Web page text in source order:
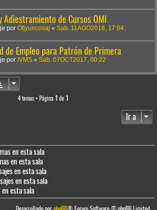
Adiestramiento de Cursos OMI
por Ofjyuncosaj « Sab. 11AGO2018, 17:04
de Empleo para Patrón de Primera
por IVMS « Sab. 07OCT2017, 00:22
4 temas • Página 1 de 1
Ir a
en esta sala
en esta sala
en esta sala
en esta sala
esta sala
Desarrollado porphpBB® Forum Software © phpBB Limited